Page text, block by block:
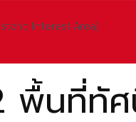
Interest Area)
พื้นที่ทั